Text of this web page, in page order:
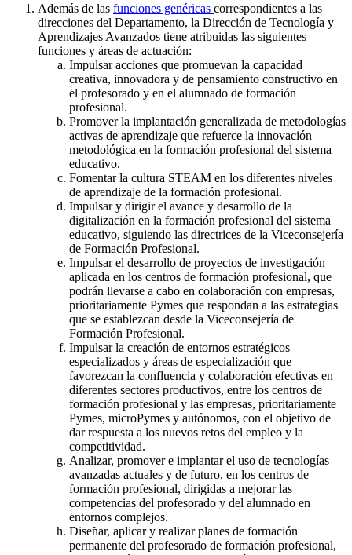
Además de las funciones genéricas correspondientes a las
direcciones del Departamento, la Dirección de Tecnología y
Aprendizajes Avanzados tiene atribuidas las siguientes
funciones y áreas de actuación:
Impulsar acciones que promuevan la capacidad
creativa, innovadora y de pensamiento constructivo en
el profesorado y en el alumnado de formación
profesional.
Promover la implantación generalizada de metodologías
activas de aprendizaje que refuerce la innovación
metodológica en la formación profesional del sistema
educativo.
Fomentar la cultura STEAM en los diferentes niveles
de aprendizaje de la formación profesional.
Impulsar y dirigir el avance y desarrollo de la
digitalización en la formación profesional del sistema
educativo, siguiendo las directrices de la Viceconsejería
de Formación Profesional.
Impulsar el desarrollo de proyectos de investigación
aplicada en los centros de formación profesional, que
podrán llevarse a cabo en colaboración con empresas,
prioritariamente Pymes que respondan a las estrategias
que se establezcan desde la Viceconsejería de
Formación Profesional.
Impulsar la creación de entornos estratégicos
especializados y áreas de especialización que
favorezcan la confluencia y colaboración efectivas en
diferentes sectores productivos, entre los centros de
formación profesional y las empresas, prioritariamente
Pymes, microPymes y autónomos, con el objetivo de
dar respuesta a los nuevos retos del empleo y la
competitividad.
Analizar, promover e implantar el uso de tecnologías
avanzadas actuales y de futuro, en los centros de
formación profesional, dirigidas a mejorar las
competencias del profesorado y del alumnado en
entornos complejos.
Diseñar, aplicar y realizar planes de formación
permanente del profesorado de formación profesional,